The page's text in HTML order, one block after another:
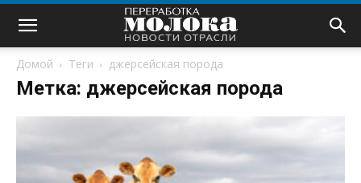
Домой Теги джерсейская порода
Метка: джерсейская порода